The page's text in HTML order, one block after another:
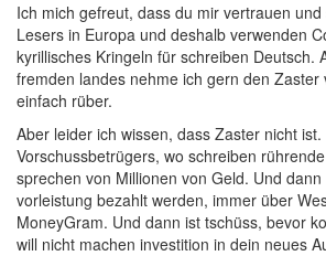
Ich mich gefreut, dass du mir vertrauen
Lesers in Europa und deshalb verwenden
kyrillisches Kringeln für schreiben Deutsch.
fremden landes nehme ich gern den Zaster
einfach rüber.
Aber leider ich wissen, dass Zaster nicht
Vorschussbetrügers, wo schreiben
sprechen von Millionen von Geld. Und
vorleistung bezahlt werden, immer über
MoneyGram. Und dann ist tschüss, bevor
will nicht machen investition in dein neues